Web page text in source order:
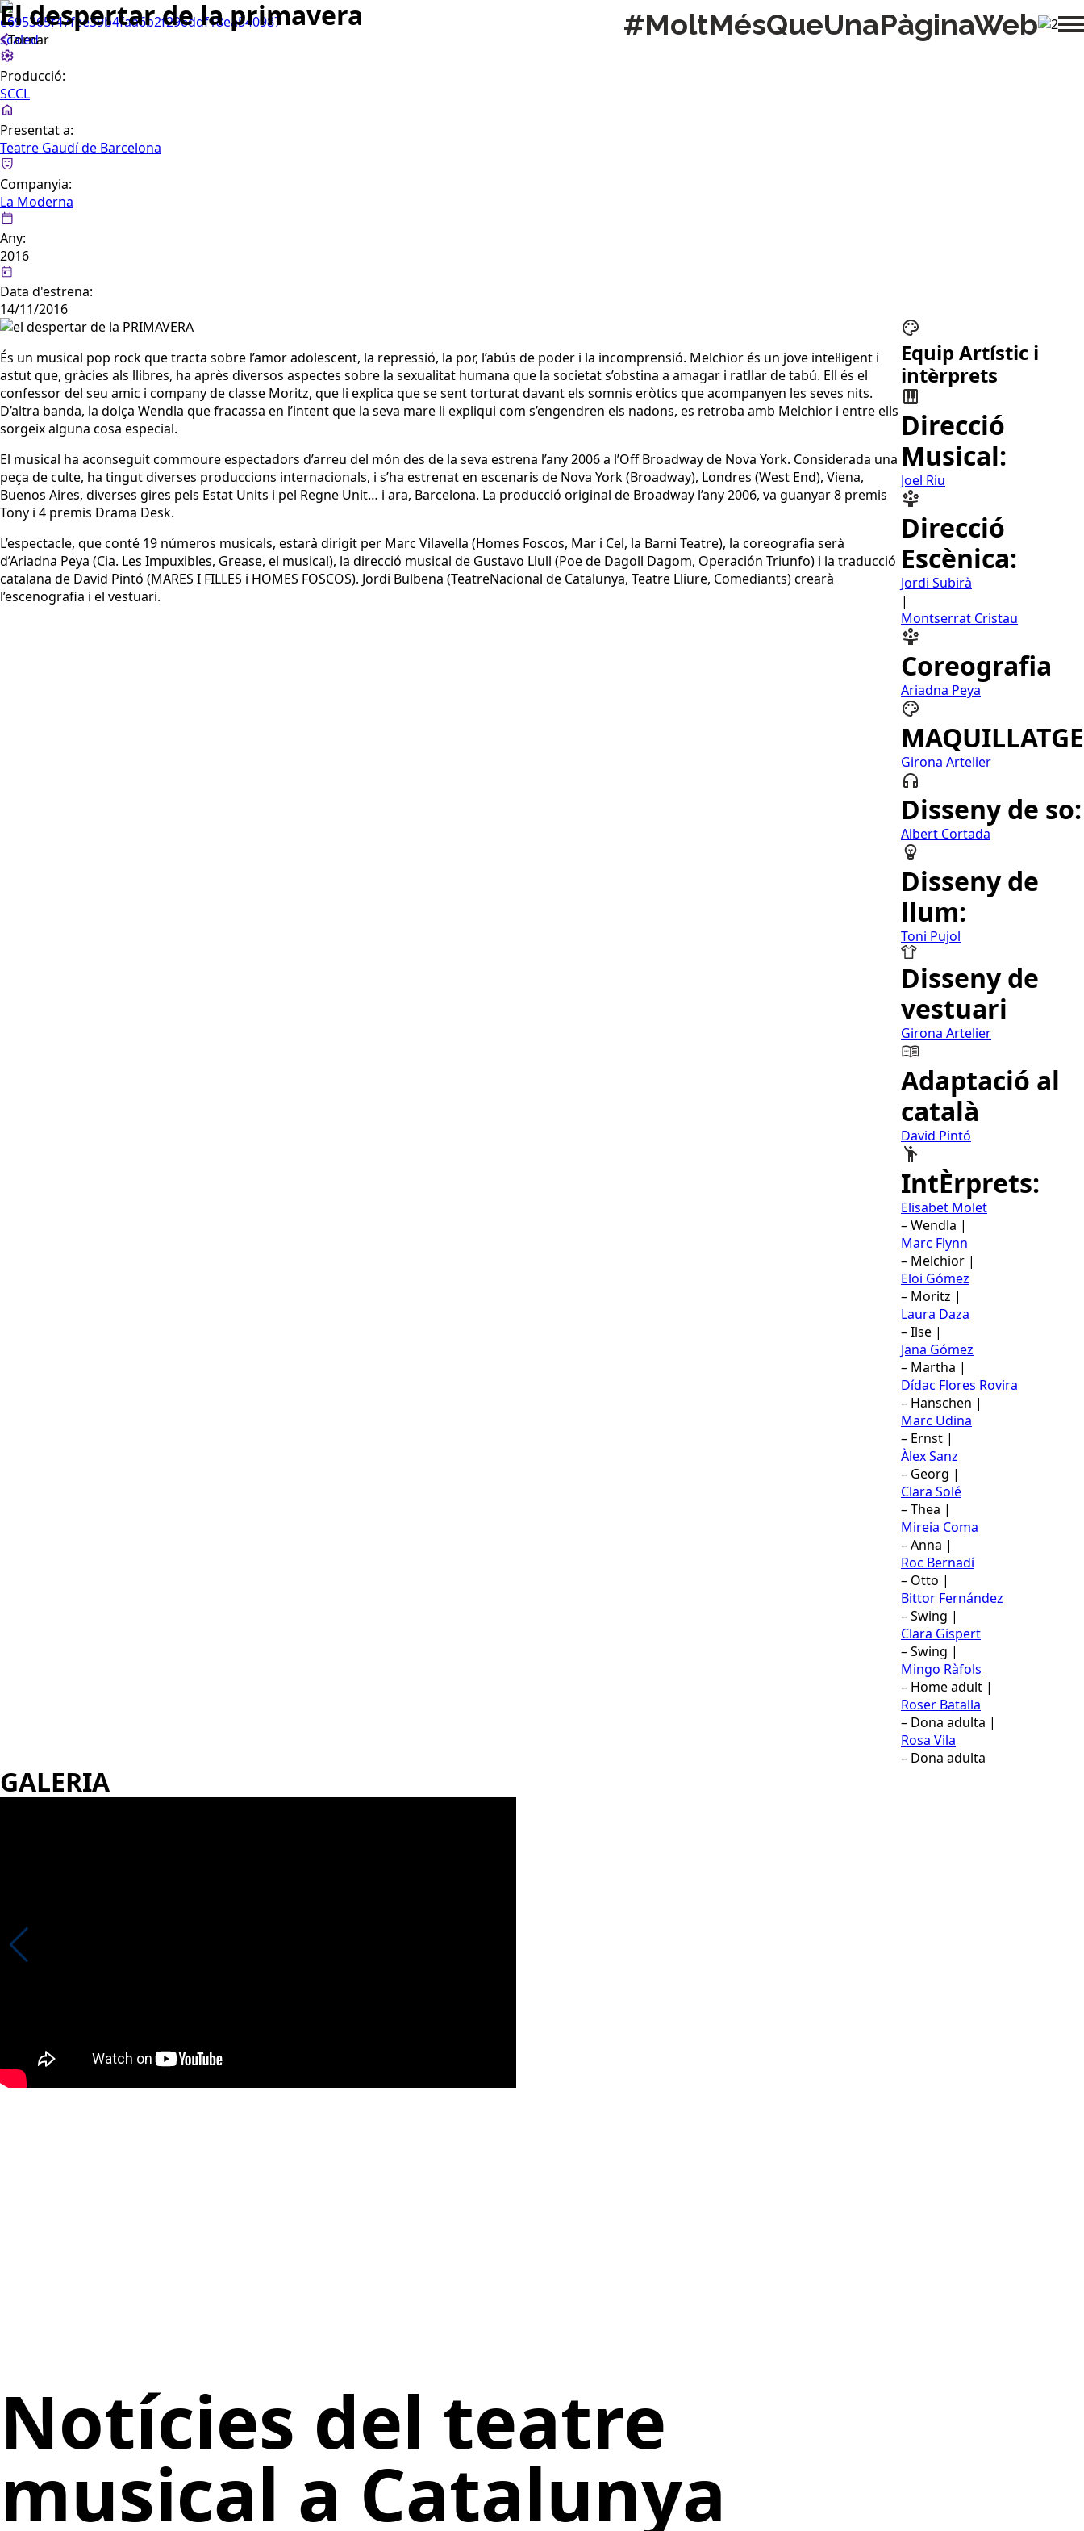
#MoltMésQueUnaPàginaWeb
El despertar de la primavera
Tornar
Producció:
SCCL
Presentat a:
Teatre Gaudí de Barcelona
Companyia:
La Moderna
Any:
2016
Data d'estrena:
14/11/2016
És un musical pop rock que tracta sobre l’amor adolescent, la repressió, la por, l’abús de poder i la incomprensió. Melchior és un jove intel·ligent i
astut que, gràcies als llibres, ha après diversos aspectes sobre la sexualitat humana que la societat s’obstina a amagar i ratllar de tabú. Ell és el
confessor del seu amic i company de classe Moritz, que li explica que se sent torturat davant els somnis eròtics que acompanyen les seves nits.
D’altra banda, la dolça Wendla que fracassa en l’intent que la seva mare li expliqui com s’engendren els nadons, es retroba amb Melchior i entre ells
sorgeix alguna cosa especial.
El musical ha aconseguit commoure espectadors d’arreu del món des de la seva estrena l’any 2006 a l’Off Broadway de Nova York. Considerada una
peça de culte, ha tingut diverses produccions internacionals, i s’ha estrenat en escenaris de Nova York (Broadway), Londres (West End), Viena,
Buenos Aires, diverses gires pels Estat Units i pel Regne Unit… i ara, Barcelona. La producció original de Broadway l’any 2006, va guanyar 8 premis
Tony i 4 premis Drama Desk.
L’espectacle, que conté 19 números musicals, estarà dirigit per Marc Vilavella (Homes Foscos, Mar i Cel, la Barni Teatre), la coreografia serà
d’Ariadna Peya (Cia. Les Impuxibles, Grease, el musical), la direcció musical de Gustavo Llull (Poe de Dagoll Dagom, Operación Triunfo) i la traducció
catalana de David Pintó (MARES I FILLES i HOMES FOSCOS). Jordi Bulbena (TeatreNacional de Catalunya, Teatre Lliure, Comediants) crearà
l’escenografia i el vestuari.
Equip Artístic i
intèrprets
Direcció
Musical:
Joel Riu
Direcció
Escènica:
Jordi Subirà
|
Montserrat Cristau
Coreografia
Ariadna Peya
MAQUILLATGE
Girona Artelier
Disseny de so:
Albert Cortada
Disseny de
llum:
Toni Pujol
Disseny de
vestuari
Girona Artelier
Adaptació al
català
David Pintó
IntÈrprets:
Elisabet Molet
– Wendla |
Marc Flynn
– Melchior |
Eloi Gómez
– Moritz |
Laura Daza
– Ilse |
Jana Gómez
– Martha |
Dídac Flores Rovira
– Hanschen |
Marc Udina
– Ernst |
Àlex Sanz
– Georg |
Clara Solé
– Thea |
Mireia Coma
– Anna |
Roc Bernadí
– Otto |
Bittor Fernández
– Swing |
Clara Gispert
– Swing |
Mingo Ràfols
– Home adult |
Roser Batalla
– Dona adulta |
Rosa Vila
– Dona adulta
GALERIA
Notícies del teatre
musical a Catalunya